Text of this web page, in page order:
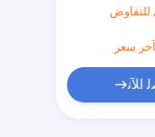
للتفاوض
سعر
ﺍﻶﻧ